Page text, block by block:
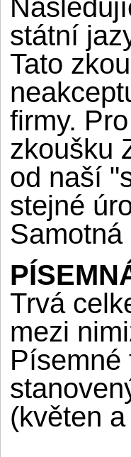
státní
Tato
firmy.
zkoušku
od naší
stejné
Trvá
mezi
Písemné
(květen